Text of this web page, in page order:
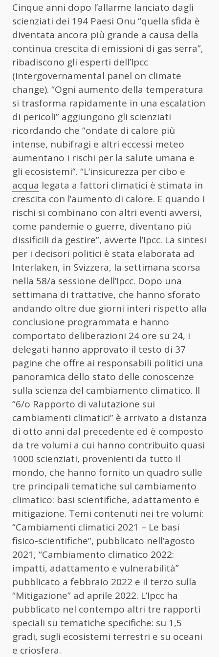
Cinque anni dopo l’allarme lanciato dagli
scienziati dei 194 Paesi Onu “quella sfida è
diventata ancora più grande a causa della
continua crescita di emissioni di gas serra”,
ribadiscono gli esperti dell’Ipcc
(Intergovernamental panel on climate
change). “Ogni aumento della temperatura
si trasforma rapidamente in una escalation
di pericoli” aggiungono gli scienziati
ricordando che “ondate di calore più
intense, nubifragi e altri eccessi meteo
aumentano i rischi per la salute umana e
gli ecosistemi”. “L’insicurezza per cibo e
acqua legata a fattori climatici è stimata in
crescita con l’aumento di calore. E quando i
rischi si combinano con altri eventi avversi,
come pandemie o guerre, diventano più
dissificili da gestire”, avverte l’Ipcc. La sintesi
per i decisori politici è stata elaborata ad
Interlaken, in Svizzera, la settimana scorsa
nella 58/a sessione dell’Ipcc. Dopo una
settimana di trattative, che hanno sforato
andando oltre due giorni interi rispetto alla
conclusione programmata e hanno
comportato deliberazioni 24 ore su 24, i
delegati hanno approvato il testo di 37
pagine che offre ai responsabili politici una
panoramica dello stato delle conoscenze
sulla scienza del cambiamento climatico. Il
“6/o Rapporto di valutazione sui
cambiamenti climatici” è arrivato a distanza
di otto anni dal precedente ed è composto
da tre volumi a cui hanno contribuito quasi
1000 scienziati, provenienti da tutto il
mondo, che hanno fornito un quadro sulle
tre principali tematiche sul cambiamento
climatico: basi scientifiche, adattamento e
mitigazione. Temi contenuti nei tre volumi:
“Cambiamenti climatici 2021 – Le basi
fisico-scientifiche”, pubblicato nell’agosto
2021, “Cambiamento climatico 2022:
impatti, adattamento e vulnerabilità”
pubblicato a febbraio 2022 e il terzo sulla
“Mitigazione” ad aprile 2022. L’Ipcc ha
pubblicato nel contempo altri tre rapporti
speciali su tematiche specifiche: su 1,5
gradi, sugli ecosistemi terrestri e su oceani
e criosfera.